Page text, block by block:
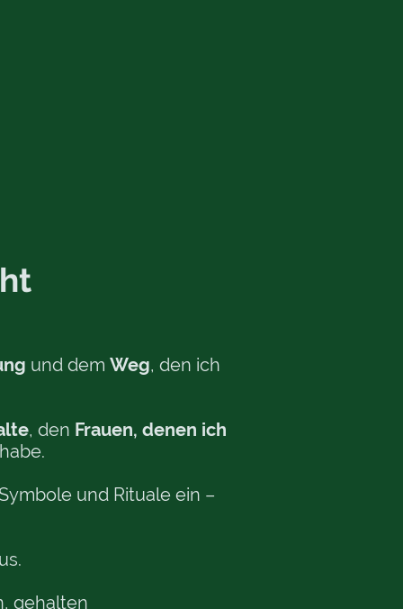
und dem Weg, den ich
, den Frauen, denen ich
und Rituale ein –
gehalten